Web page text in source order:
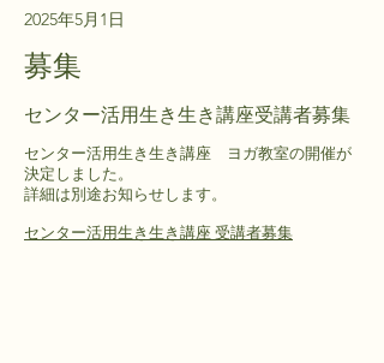
2025年5月1日
募集
センター活用生き生き講座受講者募集
センター活用生き生き講座 ヨガ教室の開催が
決定しました。
詳細は別途お知らせします。
センター活用生き生き講座 受講者募集